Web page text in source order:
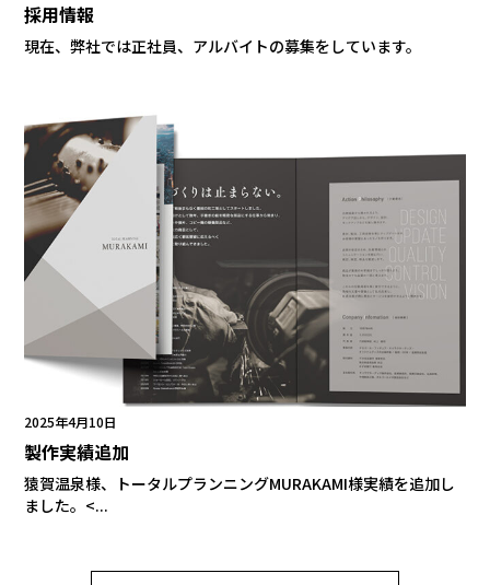
採用情報
現在、弊社では正社員、アルバイトの募集をしています。
2025年4月10日
製作実績追加
猿賀温泉様、トータルプランニングMURAKAMI様実績を追加し
ました。<...